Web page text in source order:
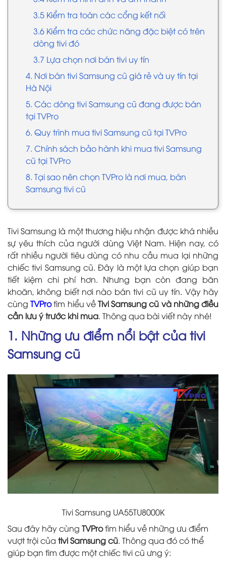
3.5 Kiểm tra toàn các cổng kết nối
3.6 Kiểm tra các chức năng đặc biệt có trên
dòng tivi đó
3.7 Lựa chọn nơi bán tivi uy tín
4. Nơi bán tivi Samsung cũ giá rẻ và uy tín tại
Hà Nội
5. Các dòng tivi Samsung cũ đang được bán
tại TVPro
6. Quy trình mua tivi Samsung cũ tại TVPro
7. Chính sách bảo hành khi mua tivi Samsung
cũ tại TVPro
8. Tại sao nên chọn TVPro là nơi mua, bán
Samsung tivi cũ
Tivi Samsung là một thương hiệu nhận được khá nhiều
sự yêu thích của người dùng Việt Nam. Hiện nay, có
rất nhiều người tiêu dùng có nhu cầu mua lại những
chiếc tivi Samsung cũ. Đây là một lựa chọn giúp bạn
tiết kiệm chi phí hơn. Nhưng bạn còn đang băn
khoăn, không biết nơi nào bán tivi cũ uy tín. Vậy hãy
cùngTVProtìm hiểu vềTivi Samsung cũ và những điều
cần lưu ý trước khi mua. Thông qua bài viết này nhé!
1. Những ưu điểm nổi bật của tivi
Samsung cũ
Tivi Samsung UA55TU8000K
Sau đây hãy cùng TVProtìm hiểu về những ưu điểm
vượt trội của tivi Samsung cũ. Thông qua đó có thể
giúp bạn tìm được một chiếc tivi cũ ưng ý: